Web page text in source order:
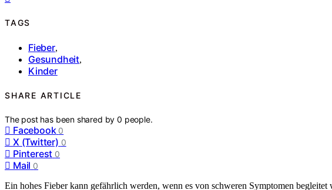
TAGS
Fieber,
Gesundheit,
Kinder
SHARE ARTICLE
The post has been shared by0 people.
Facebook 0
X (Twitter) 0
Pinterest 0
Mail 0
Ein hohes Fieber kann gefährlich werden, wenn es von schweren Symptomen